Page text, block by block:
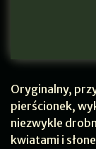
Oryginalny,
pierścionek,
niezwykle
kwiatami i